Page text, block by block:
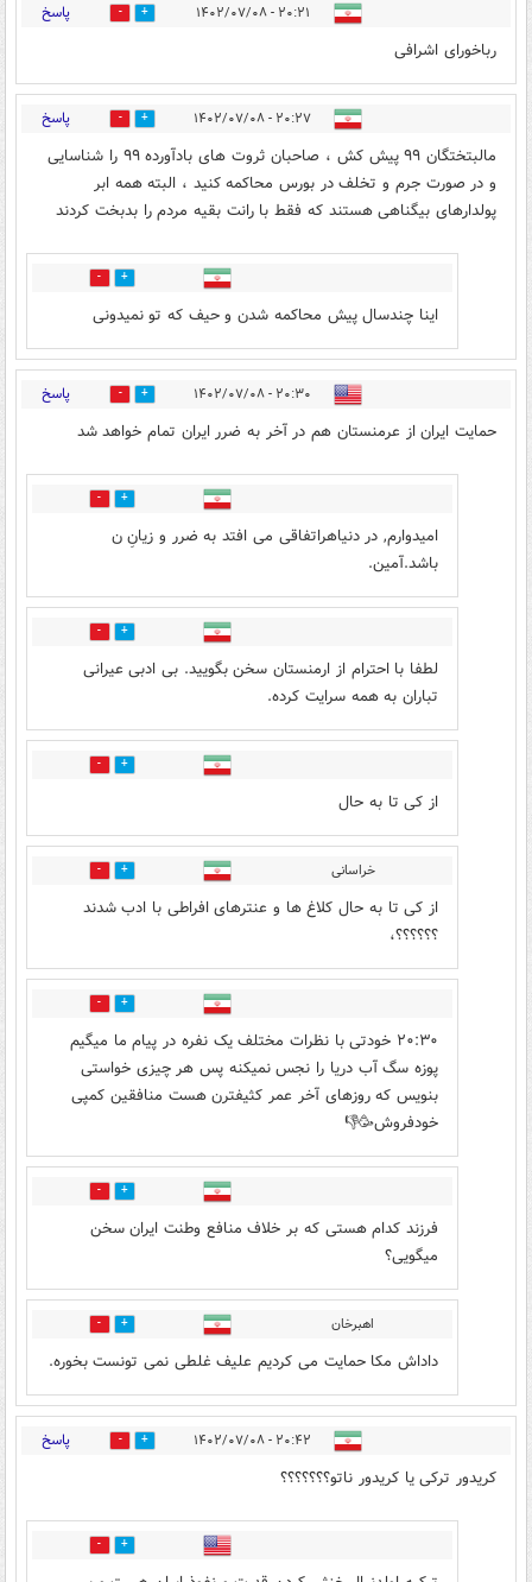
۲۰:۲۱ - ۱۴۰۲/۰۷/۰۸ 14 پاسخ
رباخورای اشرافی
۲۰:۲۷ - ۱۴۰۲/۰۷/۰۸ 11 پاسخ
مالبتختگان ۹۹ پیش کش ، صاحبان ثروت های بادآورده ۹۹ را شناسایی
و در صورت جرم و تخلف در بورس محاکمه کنید ، البته همه ابر
پولدارهای بیگناهی هستند که فقط با رانت بقیه مردم را بدبخت کردند
2
اینا چندسال پیش محاکمه شدن و حیف که تو نمیدونی
۲۰:۳۰ - ۱۴۰۲/۰۷/۰۸ 31 پاسخ
حمایت ایران از عرمنستان هم در آخر به ضرر ایران تمام خواهد شد
5
امیدوارم, در دنیاهراتفاقی می افتد به ضرر و زیانِ ن
باشد.آمین.
6
لطفا با احترام از ارمنستان سخن بگویید. بی ادبی عیرانی
تباران به همه سرایت کرده.
2
از کی تا به حال
خراسانی 3
از کی تا به حال کلاغ ها و عنترهای افراطی با ادب شدند
؟؟؟؟؟؟،
4
۲۰:۳۰ خودتی با نظرات مختلف یک نفره در پیام ما میگیم
پوزه سگ آب دریا را نجس نمیکنه پس هر چیزی خواستی
بنویس که روزهای آخر عمر کثیفترن هست منافقین کمپی
خودفروش🥳👎
4
فرزند کدام هستی که بر خلاف منافع وطنت ایران سخن
میگویی؟
اهبرخان 4
داداش مکا حمایت می کردیم علیف غلطی نمی تونست بخوره.
۲۰:۴۲ - ۱۴۰۲/۰۷/۰۸ 14 پاسخ
کریدور ترکی یا کریدور ناتو؟؟؟؟؟؟؟
4